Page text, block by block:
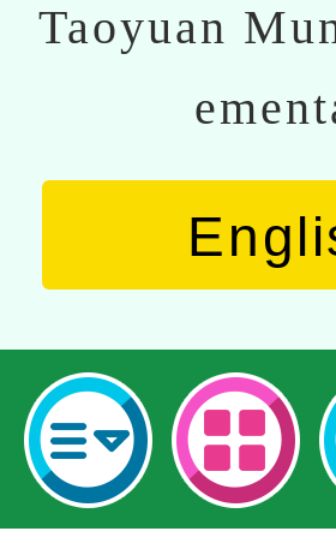
Taoyuan